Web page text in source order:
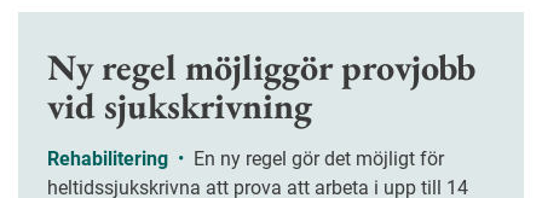
Ny regel möjliggör provjobb
vid sjukskrivning
Rehabilitering •
heltidssjukskrivna att prova att arbeta i upp till 14